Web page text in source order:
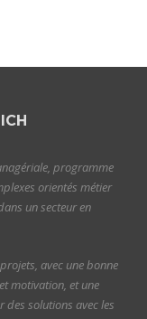
programme
orientés métier
un secteur en
avec une bonne
motivation, et une
des solutions avec les